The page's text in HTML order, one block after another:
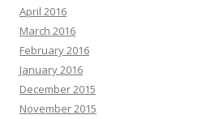
April 2016
March 2016
February 2016
January 2016
December 2015
November 2015